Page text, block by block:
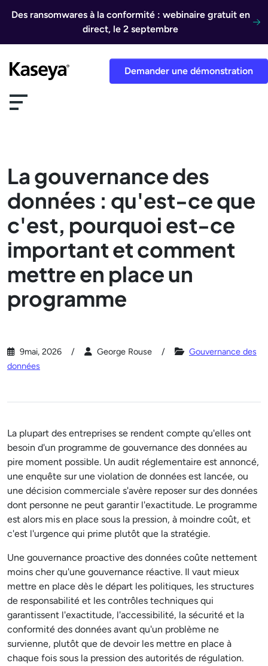
Des ransomwares à la conformité : webinaire gratuit en
direct, le 2 septembre
Demander une démonstration
La gouvernance des
données : qu'est-ce que
c'est, pourquoi est-ce
important et comment
mettre en place un
programme
9mai, 2026 George Rouse
Gouvernance des
données
La plupart des entreprises se rendent compte qu'elles ont
besoin d'un programme de gouvernance des données au
pire moment possible. Un audit réglementaire est annoncé,
une enquête sur une violation de données est lancée, ou
une décision commerciale s'avère reposer sur des données
dont personne ne peut garantir l'exactitude. Le programme
est alors mis en place sous la pression, à moindre coût, et
c'est l'urgence qui prime plutôt que la stratégie.
Une gouvernance proactive des données coûte nettement
moins cher qu'une gouvernance réactive. Il vaut mieux
mettre en place dès le départ les politiques, les structures
de responsabilité et les contrôles techniques qui
garantissent l'exactitude, l'accessibilité, la sécurité et la
conformité des données avant qu'un problème ne
survienne, plutôt que de devoir les mettre en place à
chaque fois sous la pression des autorités de régulation.